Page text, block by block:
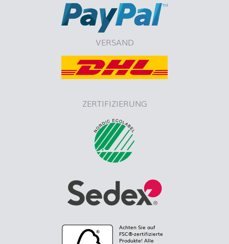
VERSAND
ZERTIFIZIERUNG
Achten Sie auf
FSC®-zertifizierte
Produkte! Alle